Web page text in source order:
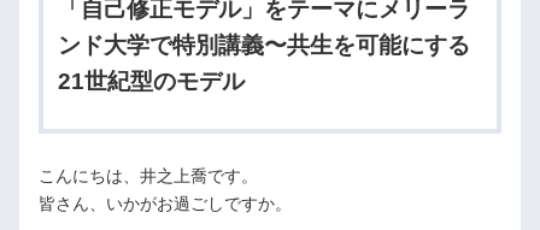
井之上PRグループ
「自己修正モデル」をテーマにメリーラ
ンド大学で特別講義〜共生を可能にする
21世紀型のモデル
こんにちは、井之上喬です。
皆さん、いかがお過ごしですか。